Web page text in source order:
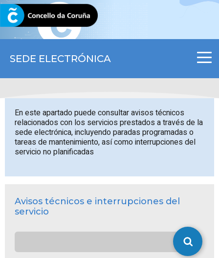
SEDE ELECTRÓNICA
CORUNA.GAL
En este apartado puede consultar avisos técnicos
relacionados con los servicios prestados a través de la
sede electrónica, incluyendo paradas programadas o
tareas de mantenimiento, así como interrupciones del
servicio no planificadas
Avisos técnicos e interrupciones del
servicio